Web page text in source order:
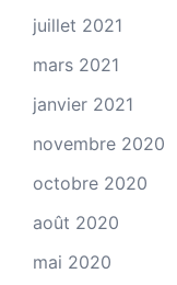
juillet 2021
mars 2021
janvier 2021
novembre 2020
octobre 2020
août 2020
mai 2020